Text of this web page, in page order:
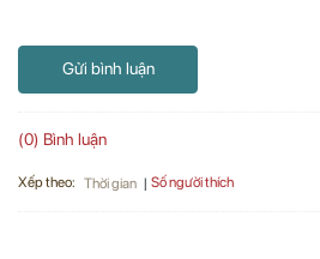
Gửi bình luận
(0) Bình luận
Xếp theo: Thời gian Số người thích